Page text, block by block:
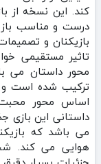
کند. این نسخه از
درست و مناسب
بازیکنان و
تاثیر مستقیمی
محور داستان می
ترکیب شده است و
اساس محور
داستانی این
می باشد که
هوایی می کند.